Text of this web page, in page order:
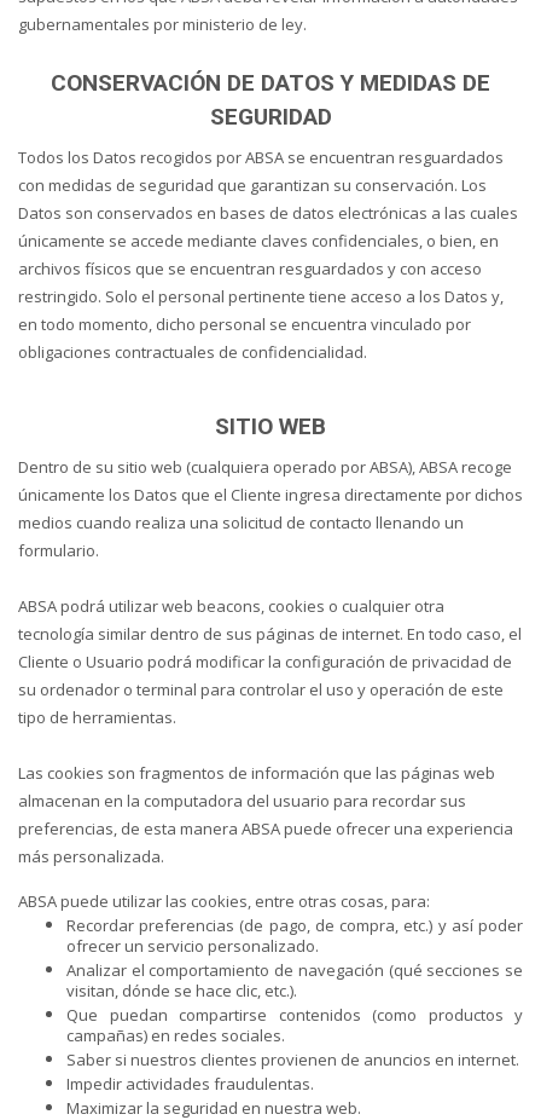
gubernamentales por ministerio de ley.
CONSERVACIÓN DE DATOS Y MEDIDAS DE
SEGURIDAD
Todos los Datos recogidos por ABSA se encuentran resguardados
con medidas de seguridad que garantizan su conservación. Los
Datos son conservados en bases de datos electrónicas a las cuales
únicamente se accede mediante claves confidenciales, o bien, en
archivos físicos que se encuentran resguardados y con acceso
restringido. Solo el personal pertinente tiene acceso a los Datos y,
en todo momento, dicho personal se encuentra vinculado por
obligaciones contractuales de confidencialidad.
SITIO WEB
Dentro de su sitio web (cualquiera operado por ABSA), ABSA recoge
únicamente los Datos que el Cliente ingresa directamente por dichos
medios cuando realiza una solicitud de contacto llenando un
formulario.
ABSA podrá utilizar web beacons, cookies o cualquier otra
tecnología similar dentro de sus páginas de internet. En todo caso, el
Cliente o Usuario podrá modificar la configuración de privacidad de
su ordenador o terminal para controlar el uso y operación de este
tipo de herramientas.
Las cookies son fragmentos de información que las páginas web
almacenan en la computadora del usuario para recordar sus
preferencias, de esta manera ABSA puede ofrecer una experiencia
más personalizada.
ABSA puede utilizar las cookies, entre otras cosas, para:
Recordar preferencias (de pago, de compra, etc.) y así poder
ofrecer un servicio personalizado.
Analizar el comportamiento de navegación (qué secciones se
visitan, dónde se hace clic, etc.).
Que puedan compartirse contenidos (como productos y
campañas) en redes sociales.
Saber si nuestros clientes provienen de anuncios en internet.
Impedir actividades fraudulentas.
Maximizar la seguridad en nuestra web.